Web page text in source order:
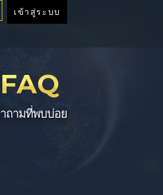
เข้าสู่ระบบ
FAQ
ถามที่พบบ่อย